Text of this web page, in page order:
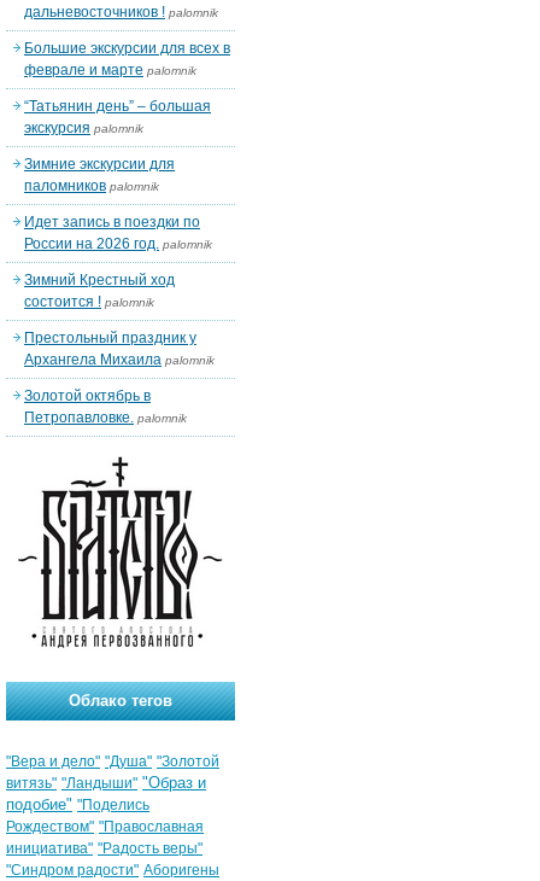
дальневосточников ! palomnik
Большие экскурсии для всех в
феврале и марте palomnik
“Татьянин день” – большая
экскурсия palomnik
Зимние экскурсии для
паломников palomnik
Идет запись в поездки по
России на 2026 год. palomnik
Зимний Крестный ход
состоится ! palomnik
Престольный праздник у
Архангела Михаила palomnik
Золотой октябрь в
Петропавловке. palomnik
Облако тегов
"Вера и дело" "Душа" "Золотой
витязь" "Ландыши" "Образ и
подобие" "Поделись
Рождеством" "Православная
инициатива" "Радость веры"
"Синдром радости" Аборигены